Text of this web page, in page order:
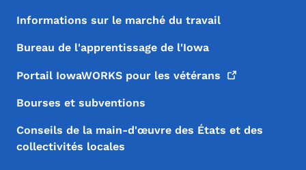
Informations sur le marché du travail
Bureau de l'apprentissage de l'Iowa
Portail IowaWORKS pour les vétérans
Bourses et subventions
Conseils de la main-d'œuvre des États et des
collectivités locales